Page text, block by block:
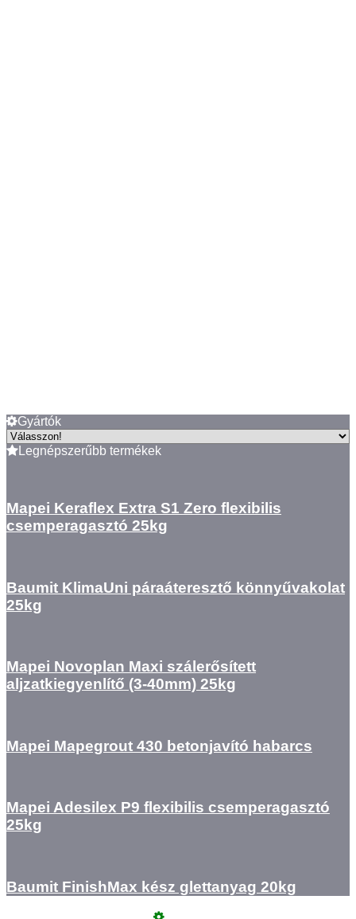
Gyártók
Legnépszerűbb termékek
Mapei Keraflex Extra S1 Zero flexibilis
csemperagasztó 25kg
Baumit KlimaUni páraáteresztő könnyűvakolat
25kg
Mapei Novoplan Maxi szálerősített
aljzatkiegyenlítő (3-40mm) 25kg
Mapei Mapegrout 430 betonjavító habarcs
Mapei Adesilex P9 flexibilis csemperagasztó
25kg
Baumit FinishMax kész glettanyag 20kg